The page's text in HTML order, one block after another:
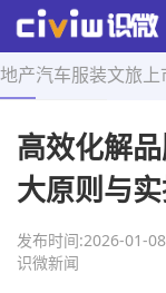
地产汽车服装文旅
首页 > 舆情研究 >
高效化解
大原则与
发布时间:2026-01-
识微新闻